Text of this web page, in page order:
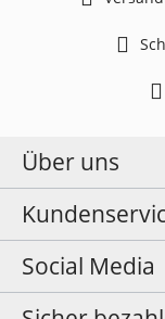
Über uns
Social Media